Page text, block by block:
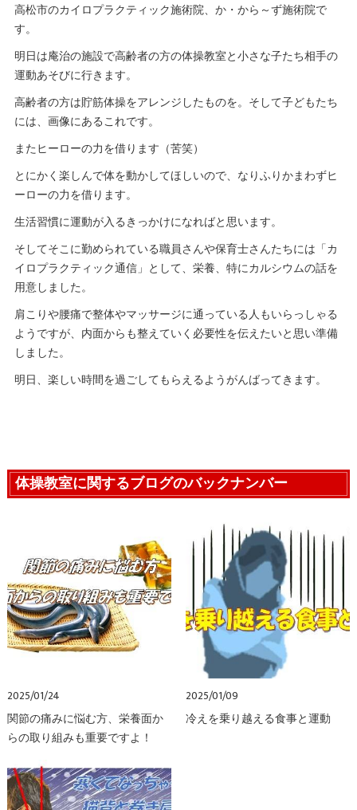
高松市のカイロプラクティック施術院、か・から～ず施術院で
す。
明日は庵治の施設で高齢者の方の体操教室と小さな子たち相手の
運動あそびに行きます。
高齢者の方は貯筋体操をアレンジしたものを。そして子どもたち
には、画像にあるこれです。
またヒーローの力を借ります（苦笑）
とにかく楽しんで体を動かしてほしいので、なりふりかまわずヒ
ーローの力を借ります。
生活習慣に運動が入るきっかけになればと思います。
そしてそこに勤められている職員さんや保育士さんたちには「カ
イロプラクティック通信」として、栄養、特にカルシウムの話を
用意しました。
肩こりや腰痛で整体やマッサージに通っている人もいらっしゃる
ようですが、内面からも整えていく必要性を伝えたいと思い準備
しました。
明日、楽しい時間を過ごしてもらえるようがんばってきます。
体操教室に関するブログのバックナンバー
2025/01/24
関節の痛みに悩む方、栄養面か
らの取り組みも重要ですよ！
2025/01/09
冷えを乗り越える食事と運動